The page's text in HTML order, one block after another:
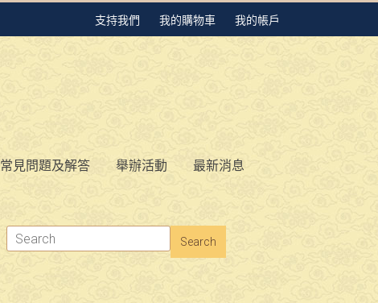
支持我們 我的購物車 我的帳戶
常見問題及解答 舉辦活動 最新消息